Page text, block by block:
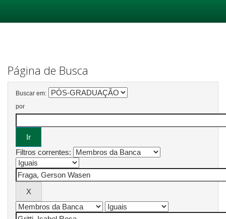
Página de Busca
Buscar em:
por
Filtros correntes: